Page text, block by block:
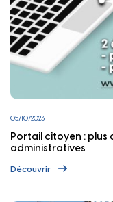
05/10/2023
Portail citoyen :
administratives
Découvrir